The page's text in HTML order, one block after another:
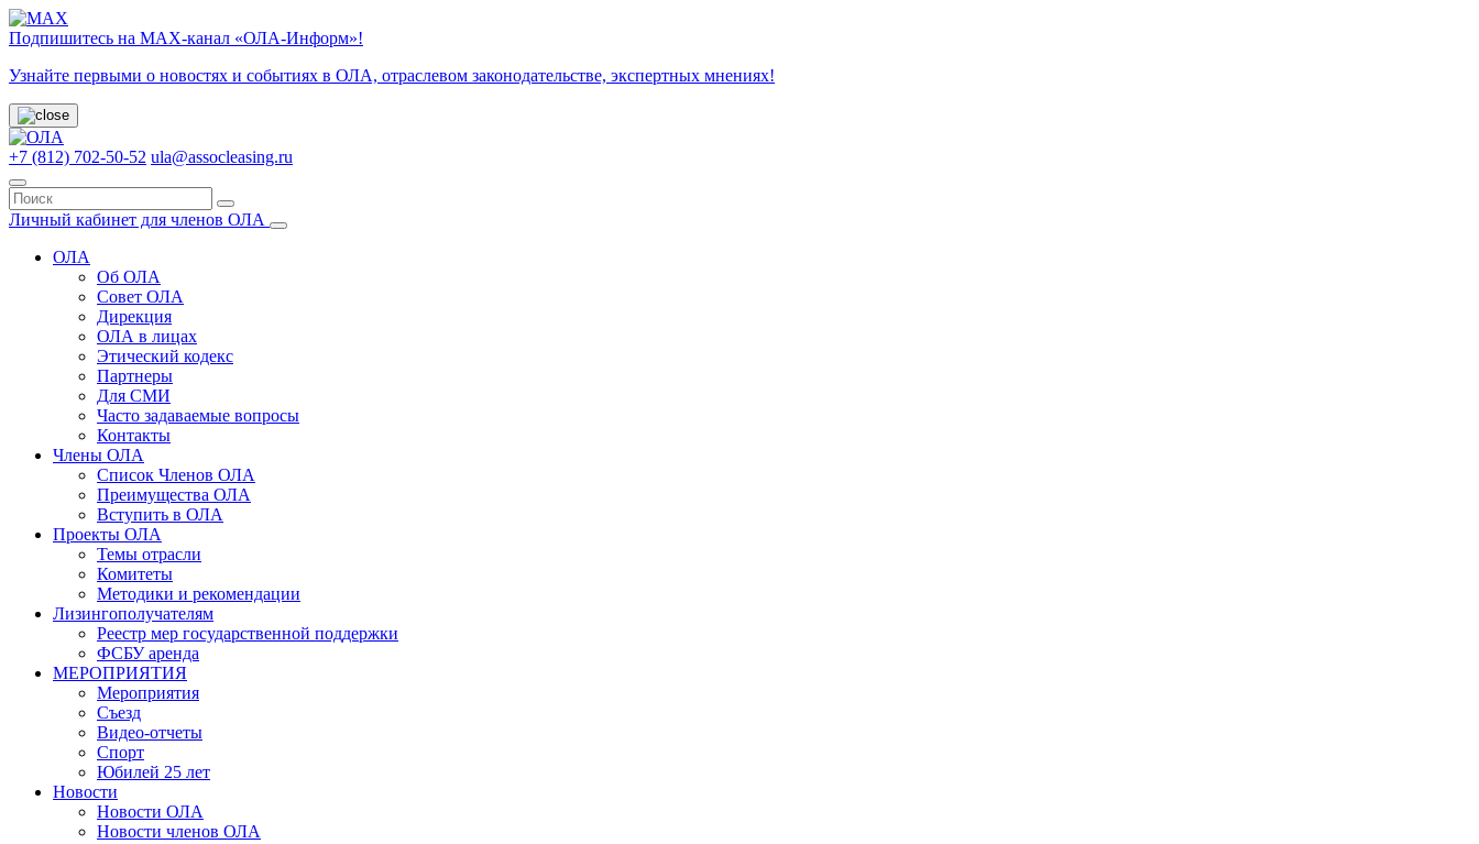
Подпишитесь на МАХ-канал «ОЛА-Информ»!
Узнайте первыми о новостях и событиях в ОЛА, отраслевом законодательстве, экспертных мнениях!
+7 (812) 702-50-52 ula@assocleasing.ru
Личный кабинет для членов ОЛА
ОЛА
Об ОЛА
Совет ОЛА
Дирекция
ОЛА в лицах
Этический кодекс
Партнеры
Для СМИ
Часто задаваемые вопросы
Контакты
Члены ОЛА
Список Членов ОЛА
Преимущества ОЛА
Вступить в ОЛА
Проекты ОЛА
Темы отрасли
Комитеты
Методики и рекомендации
Лизингополучателям
Реестр мер государственной поддержки
ФСБУ аренда
МЕРОПРИЯТИЯ
Мероприятия
Съезд
Видео-отчеты
Спорт
Юбилей 25 лет
Новости
Новости ОЛА
Новости членов ОЛА